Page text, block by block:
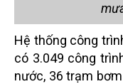
Hệ thống công
có 3.049 công
nước, 36 trạm